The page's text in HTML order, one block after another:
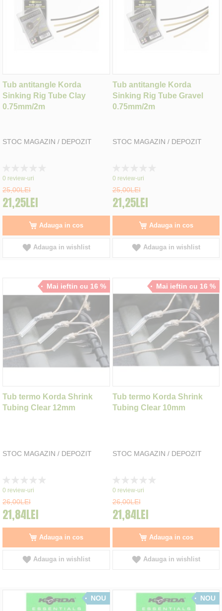
Tub antitangle Korda
Sinking Rig Tube Clay
0.75mm/2m
STOC MAGAZIN / DEPOZIT
0%
0 review-uri
25,00LEI
21,25LEI
Adauga in cos
Adauga in wishlist
Tub antitangle Korda
Sinking Rig Tube Gravel
0.75mm/2m
STOC MAGAZIN / DEPOZIT
0%
0 review-uri
25,00LEI
21,25LEI
Adauga in cos
Adauga in wishlist
Mai ieftin cu 16 %
Tub termo Korda Shrink
Tubing Clear 12mm
STOC MAGAZIN / DEPOZIT
0%
0 review-uri
26,00LEI
21,84LEI
Adauga in cos
Adauga in wishlist
Mai ieftin cu 16 %
Tub termo Korda Shrink
Tubing Clear 10mm
STOC MAGAZIN / DEPOZIT
0%
0 review-uri
26,00LEI
21,84LEI
Adauga in cos
Adauga in wishlist
NOU NOU